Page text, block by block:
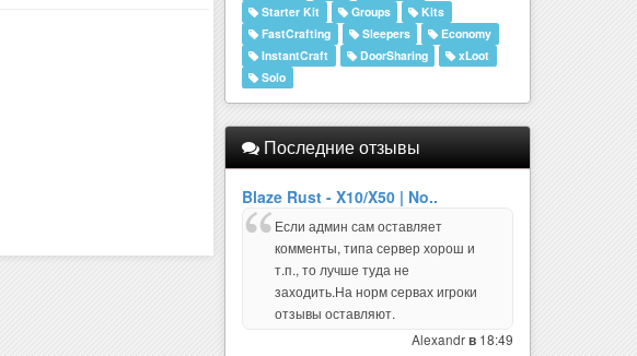
FastCrafting
Sleepers
Economy
InstantCraft
DoorSharing
xLoot
Solo
Последние отзывы
Blaze Rust - X10/X50 | No..
Если админ сам оставляет
комменты, типа сервер хорош и
т.п., то лучше туда не
заходить.На норм сервах игроки
отзывы оставляют.
[RU/EU] MAESTRO | x2 Farm..